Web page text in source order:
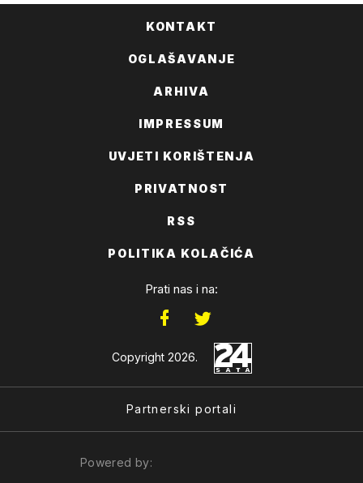
KONTAKT
OGLAŠAVANJE
ARHIVA
IMPRESSUM
UVJETI KORIŠTENJA
PRIVATNOST
RSS
POLITIKA KOLAČIĆA
Prati nas i na:
Copyright 2026.
Partnerski portali
Powered by: